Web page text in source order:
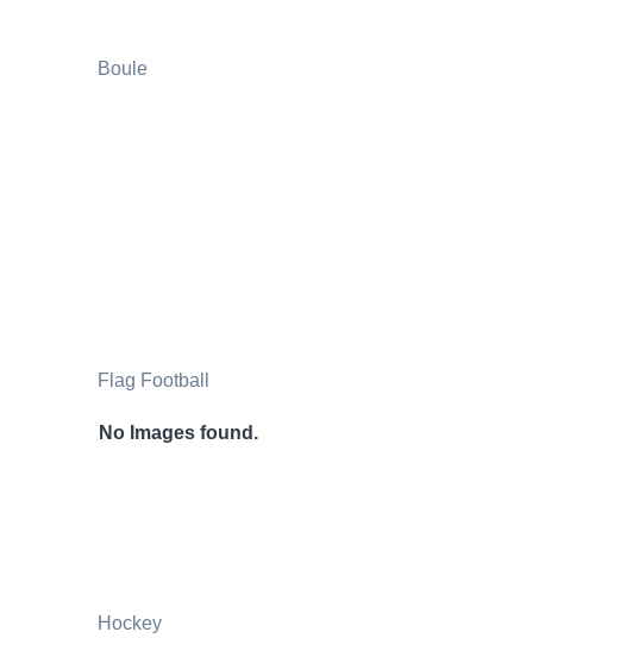
Boule
Flag Football
No Images found.
Hockey